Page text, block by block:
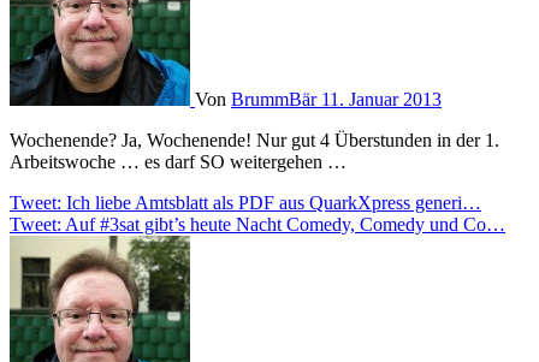
Von BrummBär 11. Januar 2013
Wochenende? Ja, Wochenende! Nur gut 4 Überstunden in der 1.
Arbeitswoche … es darf SO weitergehen …
Beitragsnavigation
Tweet: Ich liebe Amtsblatt als PDF aus QuarkXpress generi…
Tweet: Auf #3sat gibt’s heute Nacht Comedy, Comedy und Co…